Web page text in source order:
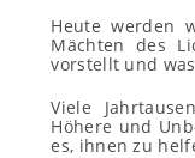
Heute werden
Mächten des
vorstellt und
Viele
Höhere und
es, ihnen zu